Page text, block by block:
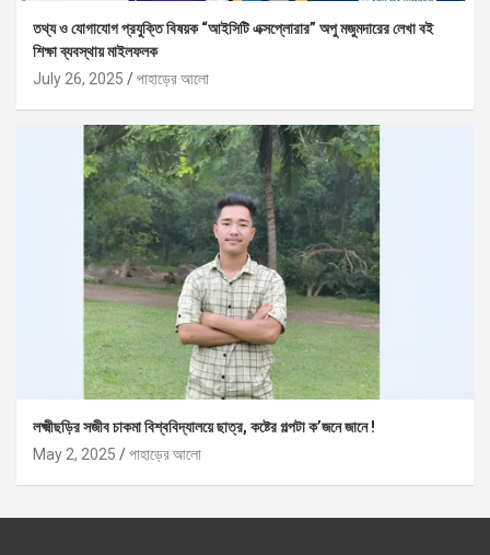
তথ্য ও যোগাযোগ প্রযুক্তি বিষয়ক “আইসিটি এক্সপ্লোরার” অপু মজুমদারের লেখা বই
শিক্ষা ব্যবস্থায় মাইলফলক
July 26, 2025
পাহাড়ের আলো
লক্ষ্মীছড়ির সজীব চাকমা বিশ্ববিদ্যালয়ে ছাত্র, কষ্টের গল্পটা ক’জনে জানে !
May 2, 2025
পাহাড়ের আলো